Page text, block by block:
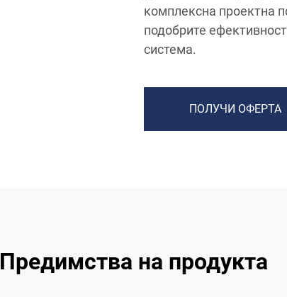
комплексна проектна
подобрите
система.
ПОЛУЧИ ОФЕРТА
Предимства на продукта